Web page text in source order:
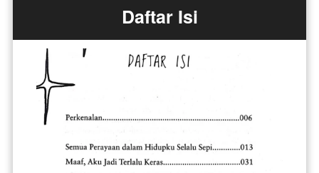
Daftar Isi